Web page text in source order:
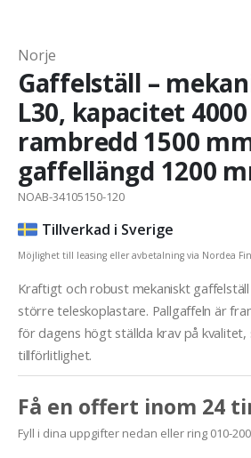
Norje
Gaffelställ –
L30, kapacitet
rambredd 1500
gaffellängd 1200
NOAB-34105150-120
Tillverkad i Sverige
Möjlighet till leasing eller avbetalning via Nordea
Kraftigt och robust mekaniskt
större teleskoplastare. Pallgaffeln är
för dagens högt ställda krav på kvalitet,
tillförlitlighet.
Få en offert inom 24
Fyll i dina uppgifter nedan eller ring 010-200